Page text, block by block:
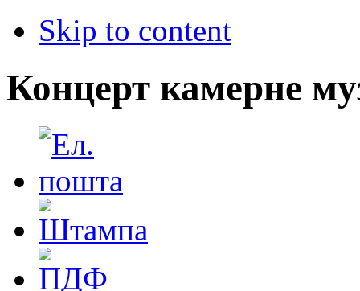
Skip to content
Концерт камерне